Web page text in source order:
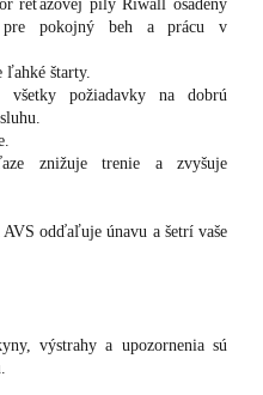
reťazovej píly Riwall osadený
pre pokojný beh a prácu v
ľahké štarty.
všetky požiadavky na dobrú
znižuje trenie a zvyšuje
odďaľuje únavu a šetrí vaše
výstrahy a upozornenia sú